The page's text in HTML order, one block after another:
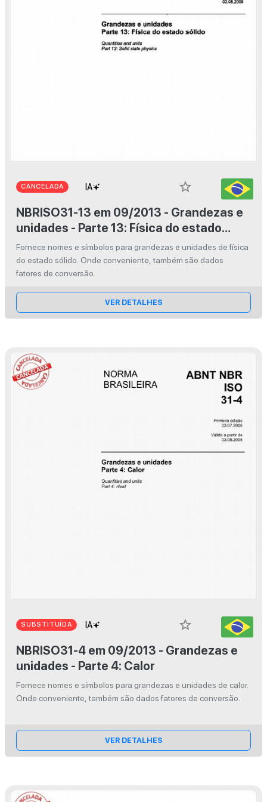
CANCELADA
star_border
NBRISO31-13 em 09/2013 - Grandezas e
unidades - Parte 13: Física do estado
sólido
Fornece nomes e símbolos para grandezas e unidades de física
do estado sólido. Onde conveniente, também são dados
fatores de conversão.
VER DETALHES
SUBSTITUÍDA
star_border
NBRISO31-4 em 09/2013 - Grandezas e
unidades - Parte 4: Calor
Fornece nomes e símbolos para grandezas e unidades de calor.
Onde conveniente, também são dados fatores de conversão.
VER DETALHES